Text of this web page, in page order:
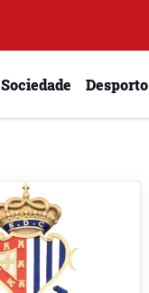
Sociedade Desporto